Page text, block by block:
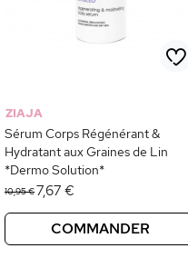
ZIAJA
Sérum Corps Régénérant &
Hydratant aux Graines de Lin
*Dermo Solution*
10,95 €7,67 €
COMMANDER